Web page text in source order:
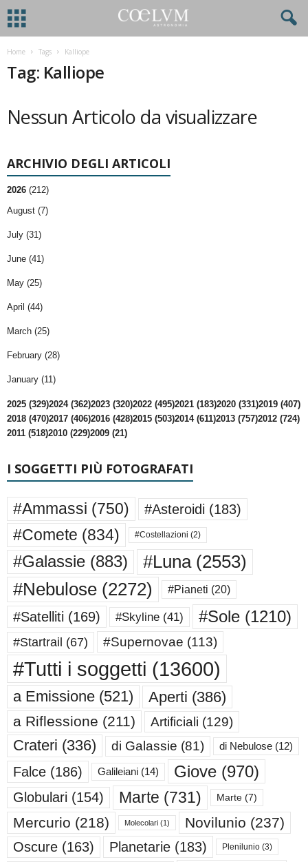
Home Tags Kalliope
Tag: Kalliope
Nessun Articolo da visualizzare
ARCHIVIO DEGLI ARTICOLI
2026 (212)
August (7)
July (31)
June (41)
May (25)
April (44)
March (25)
February (28)
January (11)
2025 (329)2024 (362)2023 (320)2022 (495)2021 (183)2020 (331)2019 (407)
2018 (470)2017 (406)2016 (428)2015 (503)2014 (611)2013 (757)2012 (724)
2011 (518)2010 (229)2009 (21)
I SOGGETTI PIÙ FOTOGRAFATI
#Ammassi (750) #Asteroidi (183)
#Comete (834) #Costellazioni (2)
#Galassie (883) #Luna(2553)
#Nebulose (2272) #Pianeti (20)
#Satelliti (169) #Skyline (41) #Sole (1210)
#Startrail (67) #Supernovae (113)
#Tutti i soggetti (13600)
a Emissione (521) Aperti (386)
a Riflessione (211) Artificiali (129)
Crateri (336) di Galassie (81) di Nebulose (12)
Falce (186) Galileiani (14) Giove (970)
Globulari (154) Marte (731) Marte (7)
Mercurio (218) Molecolari (1) Novilunio (237)
Oscure (163) Planetarie (183) Plenilunio (3)